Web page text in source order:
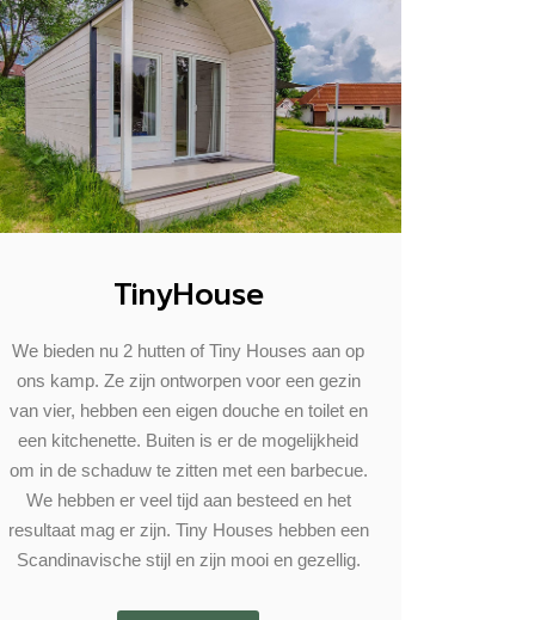
TinyHouse
We bieden nu 2 hutten of Tiny Houses aan op
ons kamp. Ze zijn ontworpen voor een gezin
van vier, hebben een eigen douche en toilet en
een kitchenette. Buiten is er de mogelijkheid
om in de schaduw te zitten met een barbecue.
We hebben er veel tijd aan besteed en het
resultaat mag er zijn. Tiny Houses hebben een
Scandinavische stijl en zijn mooi en gezellig.